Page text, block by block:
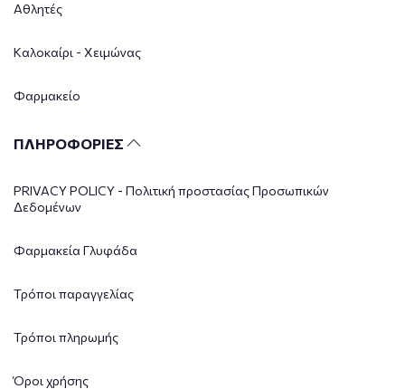
Αθλητές
Καλοκαίρι - Χειμώνας
Φαρμακείο
ΠΛΗΡΟΦΟΡΙΕΣ
PRIVACY POLICY - Πολιτική προστασίας Προσωπικών
Δεδομένων
Φαρμακεία Γλυφάδα
Τρόποι παραγγελίας
Τρόποι πληρωμής
Όροι χρήσης